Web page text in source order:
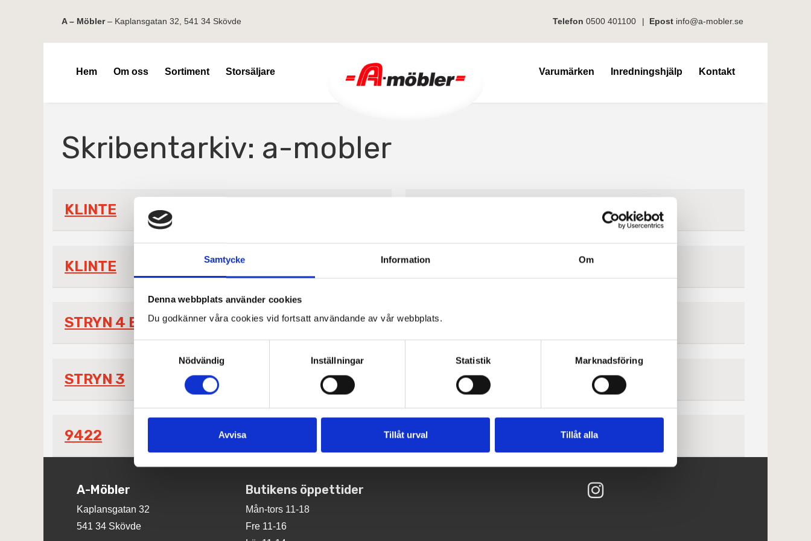
Samtycke Information Om
Denna webbplats använder cookies
Du godkänner våra cookies vid fortsatt användande av vår webbplats.
Nödvändig
Inställningar Statistik Marknadsföring
Avvisa Tillåt urval Tillåt alla
Hem Om oss Sortiment Storsäljare Varumärken Inredningshjälp Kontakt
Telefon 0500 401100 | Epost info@a-mobler.se
A – Möbler– Kaplansgatan 32, 541 34 Skövde
Skribentarkiv: a-mobler
KLINTE
KLINTE STRYN 4 SMAL
STRYN 4 BRED STRYN 3+3
STRYN 3 BRISTOL
9422 MOSAIKBORD LITET
A-Möbler
Kaplansgatan 32
541 34 Skövde
Butikens öppettider
Mån-tors 11-18
Fre 11-16